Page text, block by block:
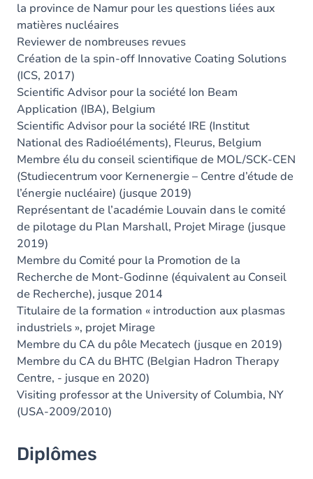
la province de Namur pour les questions liées aux
matières nucléaires
Reviewer de nombreuses revues
Création de la spin-off Innovative Coating Solutions
(ICS, 2017)
Scientific Advisor pour la société Ion Beam
Application (IBA), Belgium
Scientific Advisor pour la société IRE (Institut
National des Radioéléments), Fleurus, Belgium
Membre élu du conseil scientifique de MOL/SCK-CEN
(Studiecentrum voor Kernenergie – Centre d’étude de
l’énergie nucléaire) (jusque 2019)
Représentant de l’académie Louvain dans le comité
de pilotage du Plan Marshall, Projet Mirage (jusque
2019)
Membre du Comité pour la Promotion de la
Recherche de Mont-Godinne (équivalent au Conseil
de Recherche), jusque 2014
Titulaire de la formation « introduction aux plasmas
industriels », projet Mirage
Membre du CA du pôle Mecatech (jusque en 2019)
Membre du CA du BHTC (Belgian Hadron Therapy
Centre, - jusque en 2020)
Visiting professor at the University of Columbia, NY
(USA-2009/2010)
Diplômes